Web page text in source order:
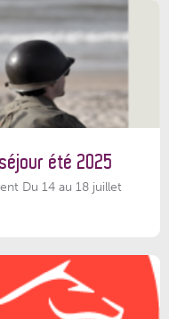
été 2025
Du 14 au 18 juillet